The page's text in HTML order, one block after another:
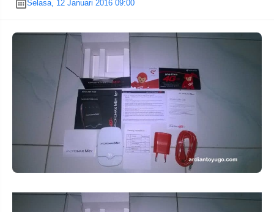
Selasa, 12 Januari 2016 09:00